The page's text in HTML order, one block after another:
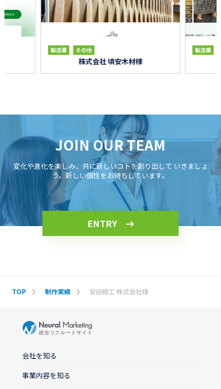
製造業 その他
株式会社 頃安木材様
製造業
JOIN OUR TEAM
変化や進化を楽しみ、共に新しいコトを創り出して いきましょ
う。新しい個性をお待ちしています。
ENTRY
TOP 制作実績 安田精工 株式会社様
会社を知る
事業内容を知る